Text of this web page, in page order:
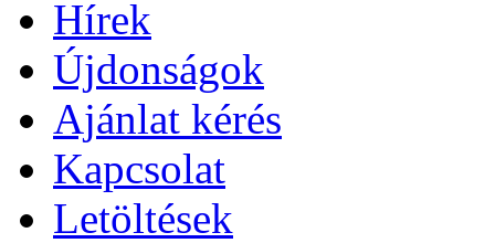
Hírek
Újdonságok
Ajánlat kérés
Kapcsolat
Letöltések